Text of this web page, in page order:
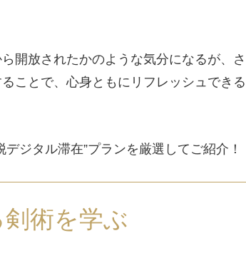
開放されたかのような気分になるが、
ことで、心身ともにリフレッシュでき
ジタル滞在”プランを厳選してご紹介！
術を学ぶ